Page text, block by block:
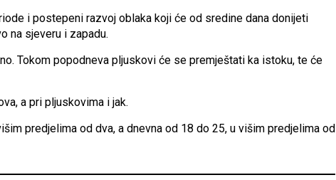
i postepeni razvoj oblaka koji će od sredine dana donijeti
na sjeveru i zapadu.
Tokom popodneva pljuskovi će se premještati ka istoku, te će
a pri pljuskovima i jak.
predjelima od dva, a dnevna od 18 do 25, u višim predjelima od